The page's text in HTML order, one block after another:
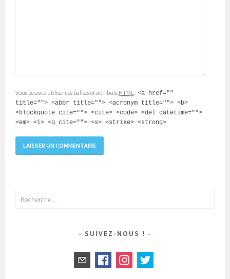
Vous pouvez utiliser ces balises et attributs HTML :<a href=""
title=""> <abbr title=""> <acronym title=""> <b>
<blockquote cite=""> <cite> <code> <del datetime="">
<em> <i> <q cite=""> <s> <strike> <strong>
Rechercher :
SUIVEZ-NOUS !